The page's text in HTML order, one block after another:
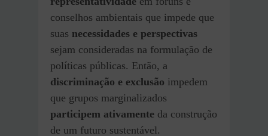
conselhos ambientais que impede que
suas necessidades e perspectivas
sejam consideradas na formulação de
políticas públicas. Então, a
discriminação e exclusão impedem
que grupos marginalizados
participem ativamente da construção
de um futuro sustentável.